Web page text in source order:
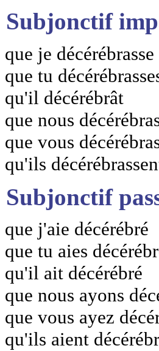
Subjonctif
que je décérébrasse
que tu
qu'il décérébrât
que nous
que vous
qu'ils
Subjonctif
que j'aie décérébré
que tu aies
qu'il ait décérébré
que nous ayons
que vous ayez
qu'ils aient